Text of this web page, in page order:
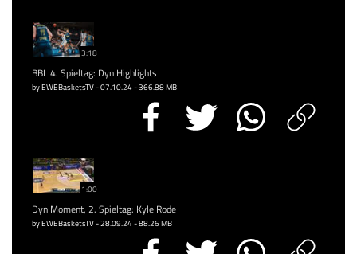
3:18
BBL 4. Spieltag: Dyn Highlights
by EWEBasketsTV - 07.10.24 - 366.88 MB
1:00
Dyn Moment, 2. Spieltag: Kyle Rode
by EWEBasketsTV - 28.09.24 - 88.26 MB